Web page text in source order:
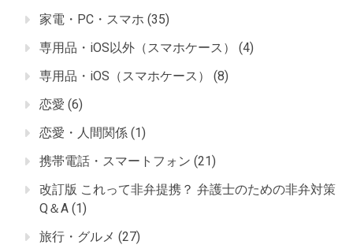
家電・PC・スマホ (35)
専用品・iOS以外（スマホケース）
(4)
専用品・iOS（スマホケース）
(8)
恋愛 (6)
恋愛・人間関係 (1)
携帯電話・スマートフォン (21)
改訂版 これって非弁提携？ 弁護士のための非弁対策
Q＆A (1)
旅行・グルメ (27)